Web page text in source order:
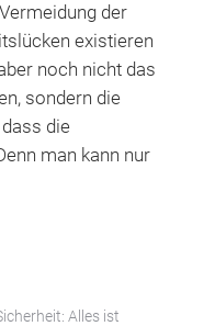
der
existieren
noch nicht das
sondern die
die
man kann nur
Alles ist